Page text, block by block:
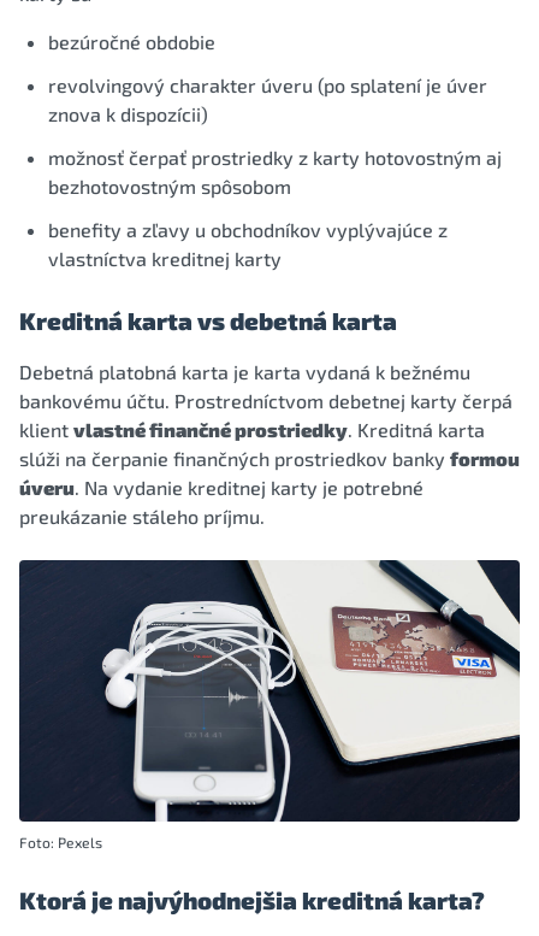
bezúročné obdobie
revolvingový charakter úveru (po splatení je úver
znova k dispozícii)
možnosť čerpať prostriedky z karty hotovostným aj
bezhotovostným spôsobom
benefity a zľavy u obchodníkov vyplývajúce z
vlastníctva kreditnej karty
Kreditná karta vs debetná karta
Debetná platobná karta je karta vydaná k bežnému
bankovému účtu. Prostredníctvom debetnej karty čerpá
klient vlastné finančné prostriedky. Kreditná karta
slúži na čerpanie finančných prostriedkov banky formou
úveru. Na vydanie kreditnej karty je potrebné
preukázanie stáleho príjmu.
Foto: Pexels
Ktorá je najvýhodnejšia kreditná karta?